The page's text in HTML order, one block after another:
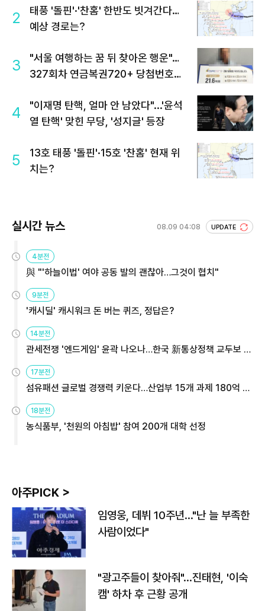
2
태풍 '돌핀'·'찬홈' 한반도 빗겨간다…
예상 경로는?
3
"서울 여행하는 꿈 뒤 찾아온 행운"…
327회차 연금복권720+ 당첨번호조
4
"이재명 탄핵, 얼마 안 남았다"...'윤석
열 탄핵' 맞힌 무당, '성지글' 등장
5
13호 태풍 '돌핀'·15호 '찬홈' 현재 위
치는?
실시간 뉴스 08.09 04:08 UPDATE
4분전
與 "'하늘이법' 여야 공동 발의 괜찮아…그것이 협치"
9분전
'캐시딜' 캐시워크 돈 버는 퀴즈, 정답은?
14분전
관세전쟁 '엔드게임' 윤곽 나오나…한국 新통상정책 교두보 활
17분전
섬유패션 글로벌 경쟁력 키운다…산업부 15개 과제 180억 지
18분전
농식품부, '천원의 아침밥' 참여 200개 대학 선정
아주PICK >
임영웅, 데뷔 10주년…"난 늘 부족한
사람이었다"
"광고주들이 찾아줘"…진태현, '이숙
캠' 하차 후 근황 공개